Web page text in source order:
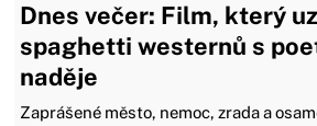
Dnes večer: Film, který
spaghetti westernů s
naděje
Zaprášené město, nemoc, zrada a